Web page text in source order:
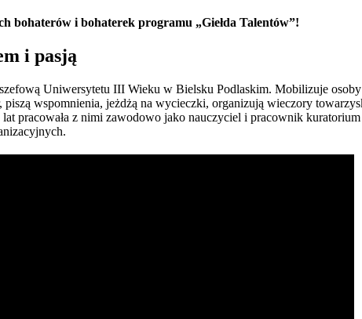
bohaterów i bohaterek programu „Giełda Talentów”!
i pasją
Uniwersytetu III Wieku w Bielsku Podlaskim. Mobilizuje osoby
piszą wspomnienia, jeżdżą na wycieczki, organizują wieczory
pracowała z nimi zawodowo jako nauczyciel i pracownik